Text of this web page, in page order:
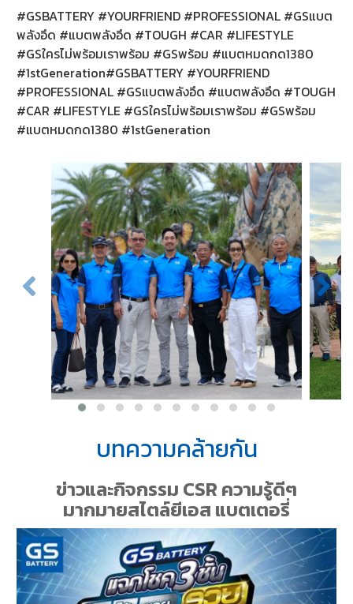
#GSBATTERY #YOURFRIEND #PROFESSIONAL #GSแบต
พลังอึด #แบตพลังอึด #TOUGH #CAR #LIFESTYLE
#GSใครไม่พร้อมเราพร้อม #GSพร้อม #แบตหมดกด1380
#1stGeneration#GSBATTERY #YOURFRIEND
#PROFESSIONAL #GSแบตพลังอึด #แบตพลังอึด #TOUGH
#CAR #LIFESTYLE #GSใครไม่พร้อมเราพร้อม #GSพร้อม
#แบตหมดกด1380 #1stGeneration
บทความคล้ายกัน
ข่าวและกิจกรรม CSR ความรู้ดีๆ
มากมายสไตล์ยีเอส แบตเตอรี่